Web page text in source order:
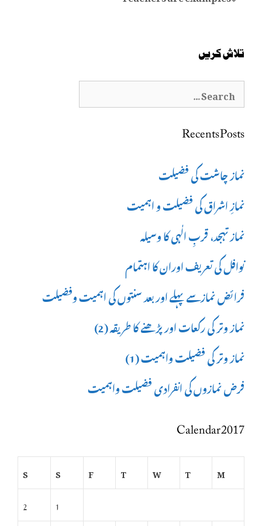
تلاش کریں
Search
Recents Posts
نماز چاشت کی فضیلت
نمازِ اشراق کی فضیلت و اہمیت
نماز تہجد، قربِ الٰہی کا وسیلہ
نوافل کی تعریف اوران کا اہتمام
فرائض نمازسے پہلے اور بعد سنتوں کی اہمیت وفضیلت
نماز وتر کی رکعات اور پڑھنے کا طریقہ (2)
نماز وتر کی فضیلت واہمیت (1)
فرض نمازوں کی انفرادی فضیلت واہمیت
Calendar 2017
M
T
W
T
F
S
S
1
2